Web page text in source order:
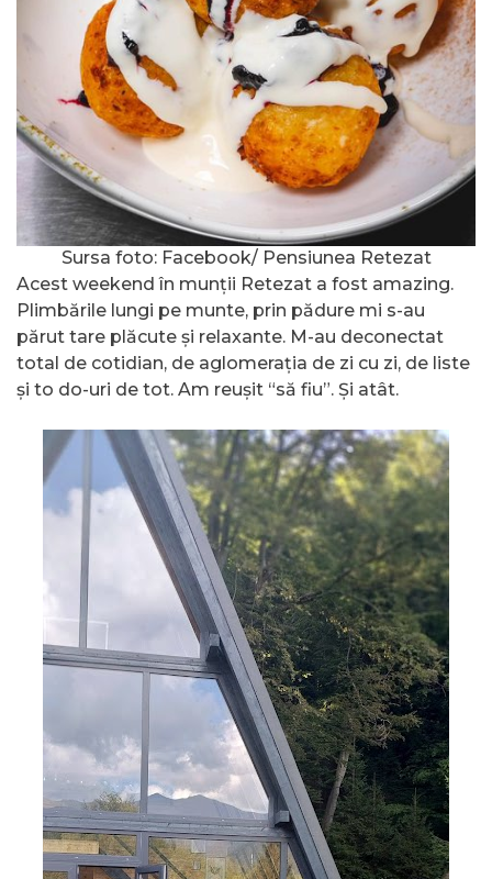
Sursa foto: Facebook/ Pensiunea Retezat
Acest weekend în munții Retezat a fost amazing.
Plimbările lungi pe munte, prin pădure mi s-au
părut tare plăcute și relaxante. M-au deconectat
total de cotidian, de aglomerația de zi cu zi, de liste
și to do-uri de tot. Am reușit “să fiu”. Și atât.